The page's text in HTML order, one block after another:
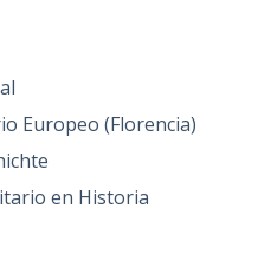
Europeo (Florencia)
en Historia